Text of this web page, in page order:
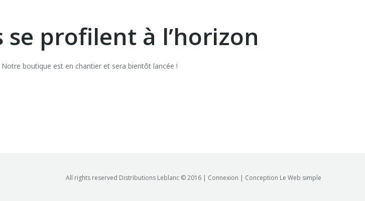
se profilent à l’horizon
Notre boutique est en chantier et sera bientôt lancée !
All rights reserved Distributions Leblanc © 2016 | Connexion | Conception Le Web simple